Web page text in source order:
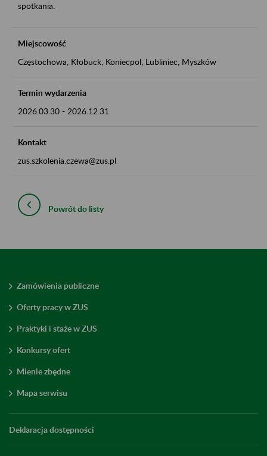
spotkania.
Miejscowość
Częstochowa, Kłobuck, Koniecpol, Lubliniec, Myszków
Termin wydarzenia
2026.03.30 - 2026.12.31
Kontakt
zus.szkolenia.czewa@zus.pl
Powrót do listy
Zamówienia publiczne
Oferty pracy w ZUS
Praktyki i staże w ZUS
Konkursy ofert
Mienie zbędne
Mapa serwisu
Deklaracja dostępności